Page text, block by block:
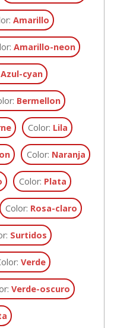
Amarillo
Amarillo-neon
Azul-cyan
Bermellon
Color: Lila
Color: Naranja
Color: Plata
Color: Rosa-claro
Surtidos
Verde
Verde-oscuro